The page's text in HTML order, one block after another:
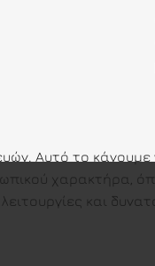
Αυτό το κάνουμε
χαρακτήρα,
και